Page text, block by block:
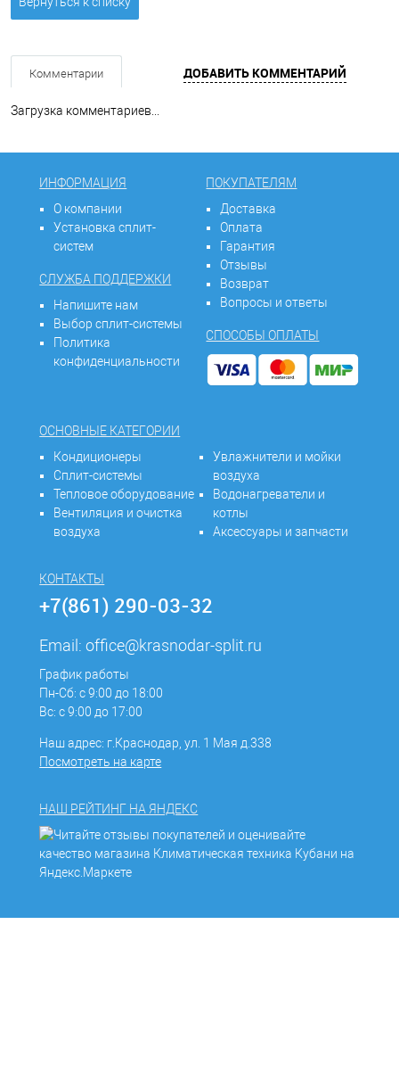
Комментарии ДОБАВИТЬ КОММЕНТАРИЙ
Загрузка комментариев...
ИНФОРМАЦИЯ
О компании
Установка сплит-
систем
СЛУЖБА ПОДДЕРЖКИ
Напишите нам
Выбор сплит-системы
Политика
конфиденциальности
ПОКУПАТЕЛЯМ
Доставка
Оплата
Гарантия
Отзывы
Возврат
Вопросы и ответы
СПОСОБЫ ОПЛАТЫ
ОСНОВНЫЕ КАТЕГОРИИ
Кондиционеры
Сплит-системы
Тепловое оборудование
Вентиляция и очистка
воздуха
Увлажнители и мойки
воздуха
Водонагреватели и
котлы
Аксессуары и запчасти
КОНТАКТЫ
+7(861) 290-03-32
Email:office@krasnodar-split.ru
График работы
Пн-Сб: с 9:00 до 18:00
Вс: с 9:00 до 17:00
Наш адрес: г.Краснодар, ул. 1 Мая д.338
Посмотреть на карте
НАШ РЕЙТИНГ НА ЯНДЕКС